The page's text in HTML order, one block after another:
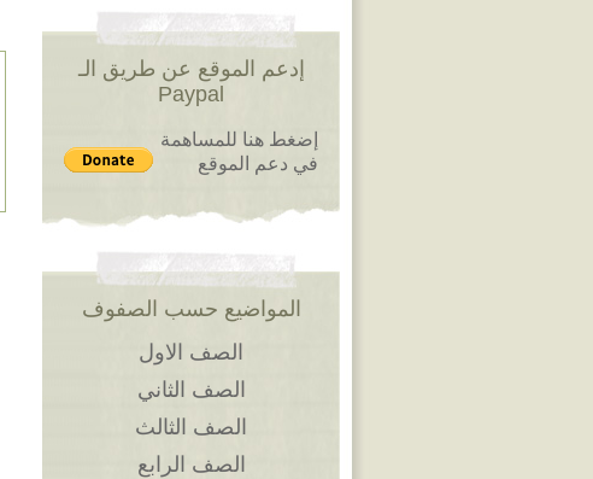
إدعم الموقع عن طريق الـ
Paypal
إضغط هنا للمساهمة
في دعم الموقع
المواضيع حسب الصفوف
الصف الاول
الصف الثاني
الصف الثالث
الصف الرابع